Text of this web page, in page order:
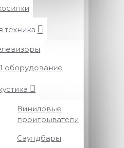
техника
оборудование
Виниловые
проигрыватели
Саундбары